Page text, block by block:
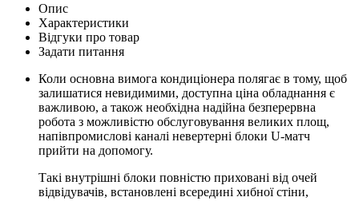
Опис
Характеристики
Відгуки про товар
Задати питання
Коли основна вимога кондиціонера полягає в тому, щоб
залишатися невидимими, доступна ціна обладнання є
важливою, а також необхідна надійна безперервна
робота з можливістю обслуговування великих площ,
напівпромислові каналі невертерні блоки U-матч
прийти на допомогу.
Такі внутрішні блоки повністю приховані від очей
відвідувачів, встановлені всередині хибної стіни,